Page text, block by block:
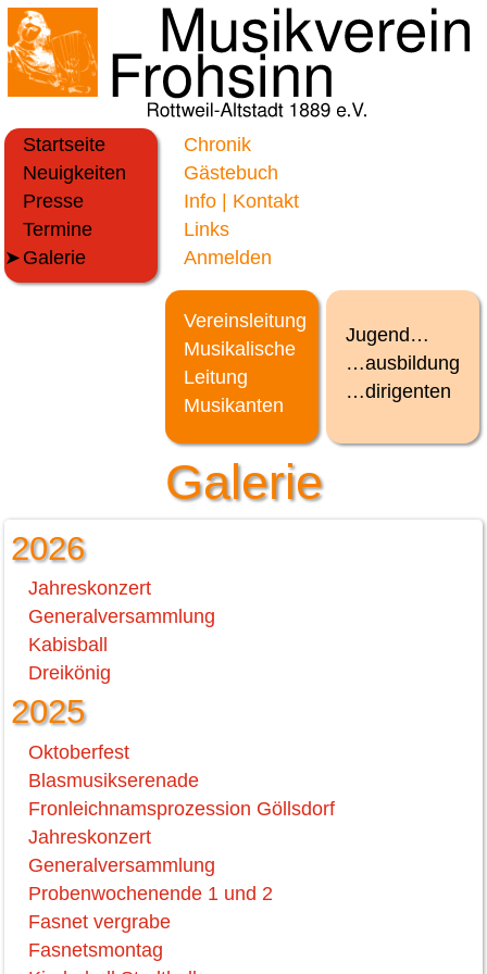
Startseite
Neuigkeiten
Presse
Termine
Galerie
Chronik
Gästebuch
Info | Kontakt
Links
Anmelden
Vereinsleitung
Musikalische
Leitung
Musikanten
Jugend…
…ausbildung
…dirigenten
Galerie
2026
Jahreskonzert
Generalversammlung
Kabisball
Dreikönig
2025
Oktoberfest
Blasmusikserenade
Fronleichnamsprozession Göllsdorf
Jahreskonzert
Generalversammlung
Probenwochenende 1 und 2
Fasnet vergrabe
Fasnetsmontag